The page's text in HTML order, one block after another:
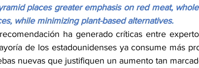
places greater emphasis on red meat,
while minimizing plant-based alternatives.
ha generado críticas entre
de los estadounidenses ya consume más
nuevas que justifiquen un aumento tan